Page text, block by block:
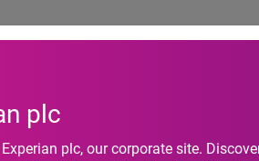
plc
plc, our corporate site.